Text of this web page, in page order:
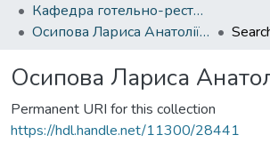
Кафедра готельно-ресторанного і туристичного бізнесу
Осипова Лариса Анатоліївна
Осипова Лариса
Permanent URI for this collection
https://hdl.handle.net/11300/28441